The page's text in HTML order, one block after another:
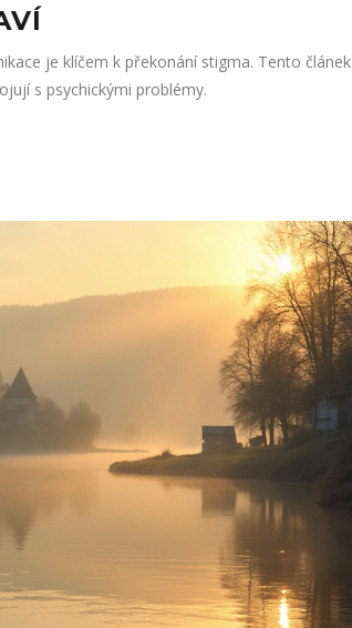
je klíčem k překonání stigma. Tento článek
s psychickými problémy.